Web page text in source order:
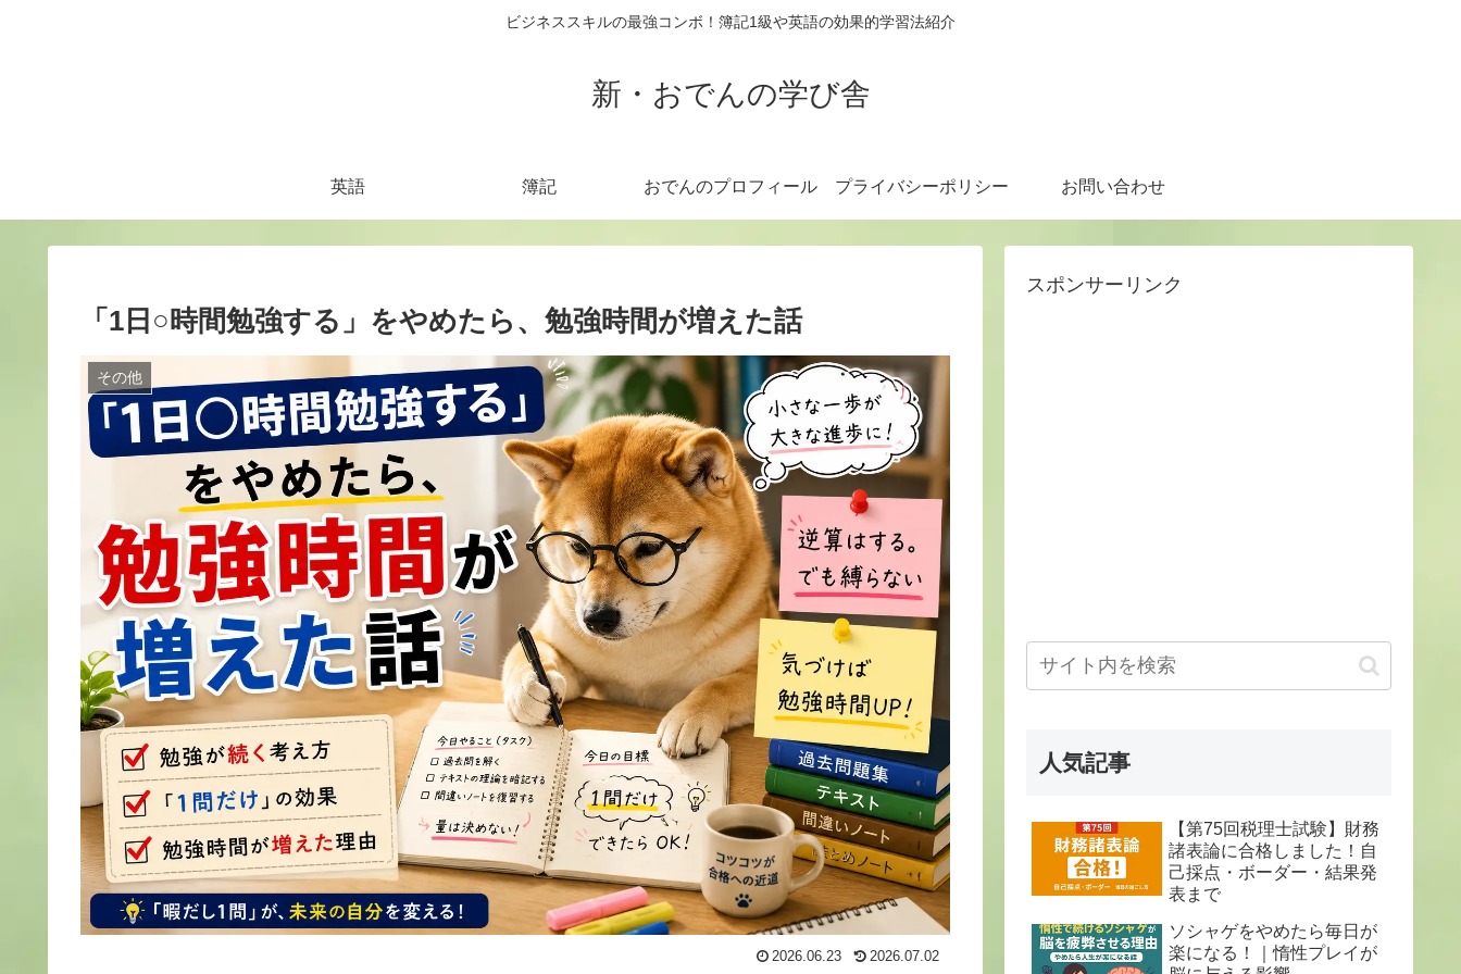
ビジネススキルの最強コンボ！簿記1級や英語の効果的学習法紹介
新・おでんの学び舎
英語 簿記 おでんのプロフィール プライバシーポリシー お問い合わせ
「1日○時間勉強する」をやめたら、勉強時間が増えた話
その他
2026.06.23 2026.07.02
スポンサーリンク
人気記事
【第75回税理士試験】財務
諸表論に合格しました！自
己採点・ボーダー・結果発
表まで
ソシャゲをやめたら毎日が
楽になる！｜惰性プレイが